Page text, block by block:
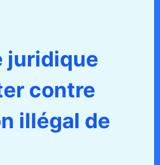
juridique
contre
illégal de